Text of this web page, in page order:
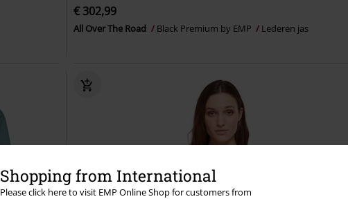
Shopping from International
Please click here to visit EMP Online Shop for customers from
€ 302,99
All Over The Road Black Premium by EMP Lederen jas